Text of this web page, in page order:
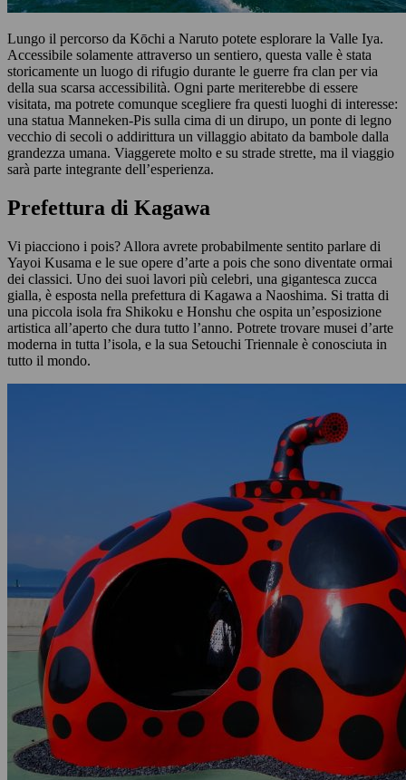
Lungo il percorso da Kōchi a Naruto potete esplorare la Valle Iya.
Accessibile solamente attraverso un sentiero, questa valle è stata
storicamente un luogo di rifugio durante le guerre fra clan per via
della sua scarsa accessibilità. Ogni parte meriterebbe di essere
visitata, ma potrete comunque scegliere fra questi luoghi di interesse:
una statua Manneken-Pis sulla cima di un dirupo, un ponte di legno
vecchio di secoli o addirittura un villaggio abitato da bambole dalla
grandezza umana. Viaggerete molto e su strade strette, ma il viaggio
sarà parte integrante dell’esperienza.
Prefettura di Kagawa
Vi piacciono i pois? Allora avrete probabilmente sentito parlare di
Yayoi Kusama e le sue opere d’arte a pois che sono diventate ormai
dei classici. Uno dei suoi lavori più celebri, una gigantesca zucca
gialla, è esposta nella prefettura di Kagawa a Naoshima. Si tratta di
una piccola isola fra Shikoku e Honshu che ospita un’esposizione
artistica all’aperto che dura tutto l’anno. Potrete trovare musei d’arte
moderna in tutta l’isola, e la sua Setouchi Triennale è conosciuta in
tutto il mondo.